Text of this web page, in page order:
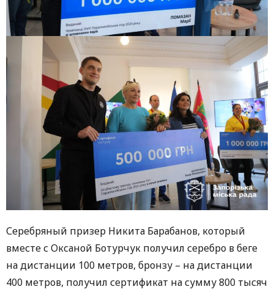
Серебряный призер Никита Барабанов, который
вместе с Оксаной Ботурчук получил серебро в беге
на дистанции 100 метров, бронзу – на дистанции
400 метров, получил сертификат на сумму 800 тысяч